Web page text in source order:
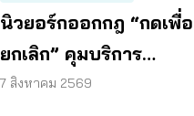
นิวยอร์กออกกฎ “กดเพื่อ
ยกเลิก” คุมบริการ
ออนไลน์ ต่ออายุสมาชิก
7 สิงหาคม 2569